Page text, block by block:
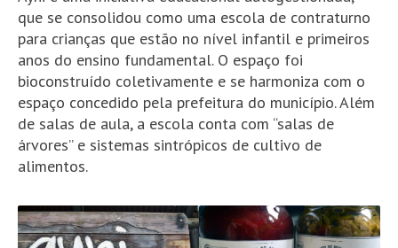
que se consolidou como uma escola de contraturno
para crianças que estão no nível infantil e primeiros
anos do ensino fundamental. O espaço foi
bioconstruído coletivamente e se harmoniza com o
espaço concedido pela prefeitura do município. Além
de salas de aula, a escola conta com “salas de
árvores” e sistemas sintrópicos de cultivo de
alimentos.